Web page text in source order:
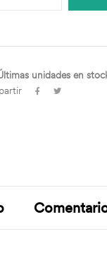
unidades en